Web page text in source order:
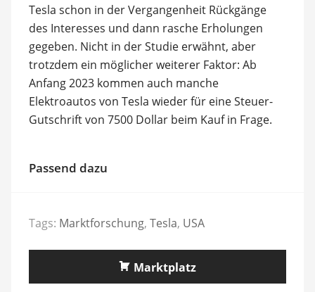
Tesla schon in der Vergangenheit Rückgänge
des Interesses und dann rasche Erholungen
gegeben. Nicht in der Studie erwähnt, aber
trotzdem ein möglicher weiterer Faktor: Ab
Anfang 2023 kommen auch manche
Elektroautos von Tesla wieder für eine Steuer-
Gutschrift von 7500 Dollar beim Kauf in Frage.
Passend dazu
Tags: Marktforschung, Tesla, USA
Marktplatz